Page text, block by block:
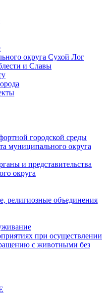
округа Сухой Лог
и Славы
городской среды
муниципального округа
и представительства
округа
религиозные объединения
при осуществлении
с животными без